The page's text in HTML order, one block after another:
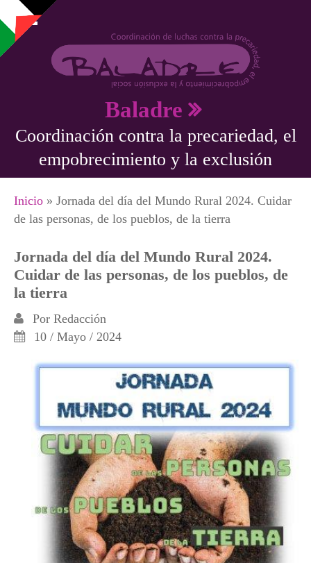
Pasar al contenido principal
Baladre
Coordinación contra la precariedad, el
empobrecimiento y la exclusión
Se encuentra usted aquí
Inicio » Jornada del día del Mundo Rural 2024. Cuidar
de las personas, de los pueblos, de la tierra
Jornada del día del Mundo Rural 2024.
Cuidar de las personas, de los pueblos, de
la tierra
Por Redacción
10 / Mayo / 2024